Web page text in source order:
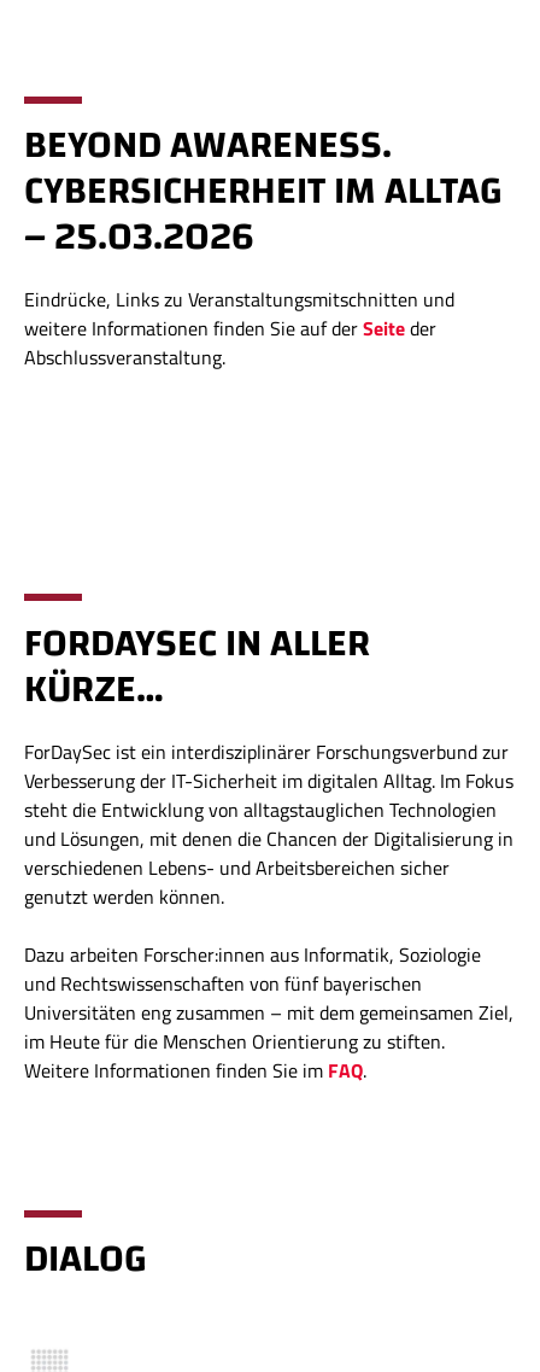
BEYOND AWARENESS.
CYBERSICHERHEIT IM ALLTAG
– 25.03.2026
Eindrücke, Links zu Veranstaltungsmitschnitten und
weitere Informationen finden Sie auf derSeiteder
Abschlussveranstaltung.
FORDAYSEC IN ALLER
KÜRZE…
ForDaySec ist ein interdisziplinärer Forschungsverbund zur
Verbesserung der IT-Sicherheit im digitalen Alltag. Im Fokus
steht die Entwicklung von alltagstauglichen Technologien
und Lösungen, mit denen die Chancen der Digitalisierung in
verschiedenen Lebens- und Arbeitsbereichen sicher
genutzt werden können.
Dazu arbeiten Forscher:innen aus Informatik, Soziologie
und Rechtswissenschaften von fünf bayerischen
Universitäten eng zusammen – mit dem gemeinsamen Ziel,
im Heute für die Menschen Orientierung zu stiften.
Weitere Informationen finden Sie im FAQ.
DIALOG